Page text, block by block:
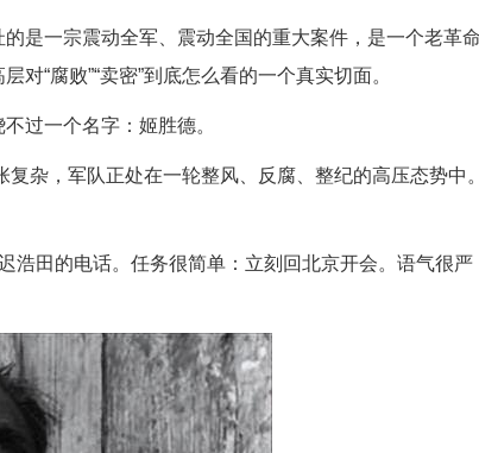
是一宗震动全军、震动全国的重大案件，是一个老革
“腐败”“卖密”到底怎么看的一个真实切面。
过一个名字：姬胜德。
杂，军队正处在一轮整风、反腐、整纪的高压态势中
浩田的电话。任务很简单：立刻回北京开会。语气很严